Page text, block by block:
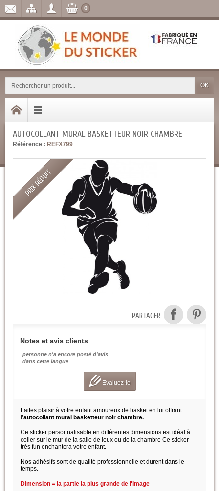
OK
0
AUTOCOLLANT MURAL BASKETTEUR NOIR CHAMBRE
Référence : REFX799
PRIX RÉDUIT
PARTAGER
Notes et avis clients
personne n'a encore posté d'avis
dans cette langue
Evaluez-le
Faites plaisir à votre enfant amoureux de basket en lui offrant
l’autocollant mural basketteur noir chambre.
Ce sticker personnalisable en différentes dimensions est idéal à
coller sur le mur de la salle de jeux ou de la chambre Ce sticker
très fun enchantera votre enfant.
Nos adhésifs sont de qualité professionnelle et durent dans le
temps.
Dimension = la partie la plus grande de l'image